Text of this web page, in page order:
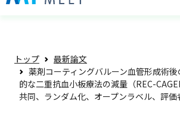
トップ
最新論文
薬剤コーティングバルーン血管形成術
的な二重抗血小板療法の減量（REC-
共同、ランダム化、オープンラベル、評